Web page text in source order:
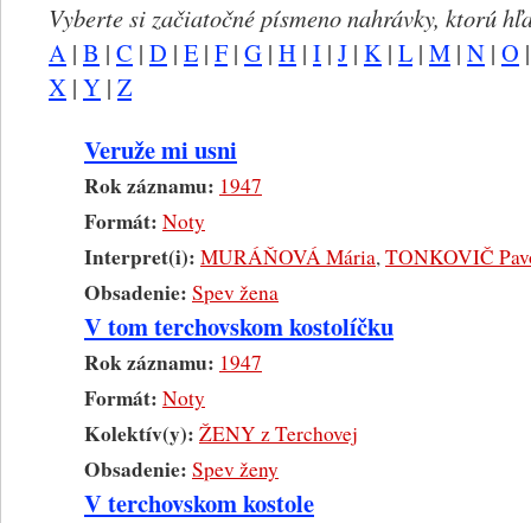
Vyberte si začiatočné písmeno nahrávky, ktorú
A | B | C | D | E | F| G | H | I | J | K | L | M | N | O
X | Y | Z
Veruže mi usni
Rok záznamu: 1947
Formát: Noty
Interpret(i): MURÁŇOVÁ Mária,TONKOVIČ
Obsadenie: Spev žena
V tom terchovskom kostolíčku
Rok záznamu: 1947
Formát: Noty
Kolektív(y): ŽENY z Terchovej
Obsadenie: Spev ženy
V terchovskom kostole